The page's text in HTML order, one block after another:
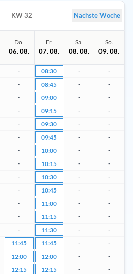
KW 32 Nächste Woche
Do.
06. 08.
Fr.
07. 08.
Sa.
08. 08.
So.
09. 08.
- 08:30 -
-
- 08:45 -
-
- 09:00 -
-
- 09:15 -
-
- 09:30 -
-
- 09:45 -
-
- 10:00 -
-
- 10:15 -
-
- 10:30 -
-
- 10:45 -
-
- 11:00 -
-
- 11:15 -
-
- 11:30 -
-
11:45 11:45 -
-
12:00 12:00 -
-
12:15 12:15 -
-